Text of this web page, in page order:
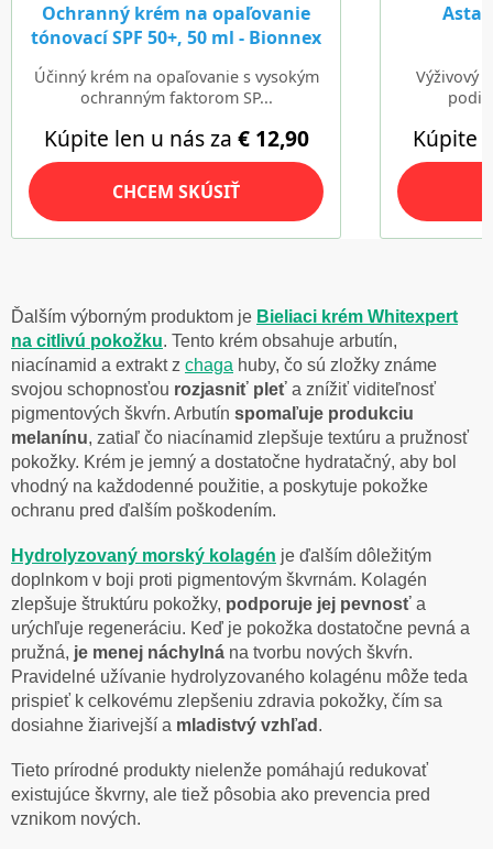
Ďalším výborným produktom je Bieliaci krém Whitexpert
na citlivú pokožku. Tento krém obsahuje arbutín,
niacínamid a extrakt z chaga huby, čo sú zložky známe
svojou schopnosťou rozjasniť pleť a znížiť viditeľnosť
pigmentových škvŕn. Arbutín spomaľuje produkciu
melanínu, zatiaľ čo niacínamid zlepšuje textúru a pružnosť
pokožky. Krém je jemný a dostatočne hydratačný, aby bol
vhodný na každodenné použitie, a poskytuje pokožke
ochranu pred ďalším poškodením.
Hydrolyzovaný morský kolagén je ďalším dôležitým
doplnkom v boji proti pigmentovým škvrnám. Kolagén
zlepšuje štruktúru pokožky, podporuje jej pevnosť a
urýchľuje regeneráciu. Keď je pokožka dostatočne pevná a
pružná, je menej náchylná na tvorbu nových škvŕn.
Pravidelné užívanie hydrolyzovaného kolagénu môže teda
prispieť k celkovému zlepšeniu zdravia pokožky, čím sa
dosiahne žiarivejší a mladistvý vzhľad .
Tieto prírodné produkty nielenže pomáhajú redukovať
existujúce škvrny, ale tiež pôsobia ako prevencia pred
vznikom nových.